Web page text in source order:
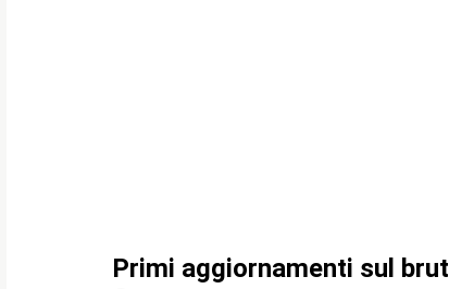
Primi aggiornamenti sul